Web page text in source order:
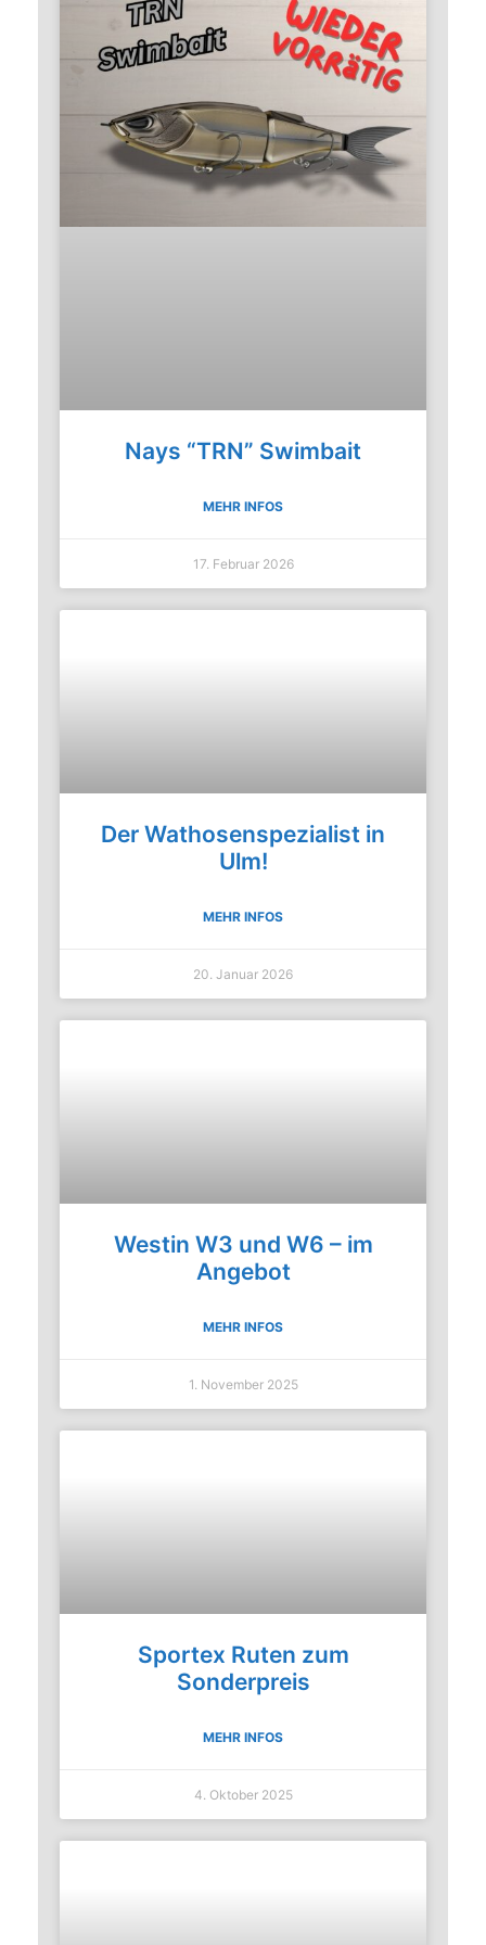
Nays “TRN” Swimbait
MEHR INFOS
17. Februar 2026
Der Wathosenspezialist in
Ulm!
MEHR INFOS
20. Januar 2026
Westin W3 und W6 – im
Angebot
MEHR INFOS
1. November 2025
Sportex Ruten zum
Sonderpreis
MEHR INFOS
4. Oktober 2025